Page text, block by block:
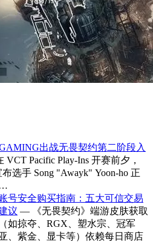
出战无畏契约第二阶段入
VCT Pacific Play-Ins 开赛前夕，
选手 Song "Awayk" Yoon-ho 正
号安全购买指南：五大可信交易
议 — 《无畏契约》端游皮肤获取
如掠夺、RGX、塑水宗、冠军
、紫金、显卡等）依赖每日商店